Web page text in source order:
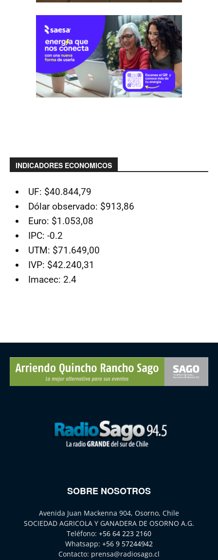
INDICADORES ECONOMICOS
UF: $40.844,79
Dólar observado: $913,86
Euro: $1.053,08
IPC: -0.2
UTM: $71.649,00
IVP: $42.240,31
Imacec: 2.4
SOBRE NOSOTROS
Avenida Juan Mackenna 904, Osorno, Chile
SOCIEDAD AGRICOLA Y GANADERA DE OSORNO A.G.
Teléfono: +56 64 223 2160
Whatsapp: +56 9 57244942
Contacto: prensa@radiosago.cl